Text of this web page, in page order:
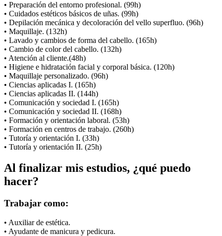
• Preparación del entorno profesional. (99h)
• Cuidados estéticos básicos de uñas. (99h)
• Depilación mecánica y decoloración del vello superfluo. (96h)
• Maquillaje. (132h)
• Lavado y cambios de forma del cabello. (165h)
• Cambio de color del cabello. (132h)
• Atención al cliente.(48h)
• Higiene e hidratación facial y corporal básica. (120h)
• Maquillaje personalizado. (96h)
• Ciencias aplicadas I. (165h)
• Ciencias aplicadas II. (144h)
• Comunicación y sociedad I. (165h)
• Comunicación y sociedad II. (168h)
• Formación y orientación laboral. (53h)
• Formación en centros de trabajo. (260h)
• Tutoría y orientación I. (33h)
• Tutoría y orientación II. (25h)
Al finalizar mis estudios, ¿qué puedo
hacer?
Trabajar como:
• Auxiliar de estética.
• Ayudante de manicura y pedicura.